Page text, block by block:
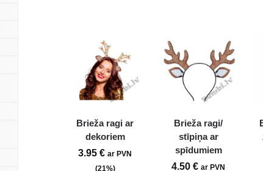
Brieža ragi ar
dekoriem
3.95€ ar PVN
(21%)
Brieža ragi/
stīpiņa ar
spīdumiem
4.50€ ar PVN